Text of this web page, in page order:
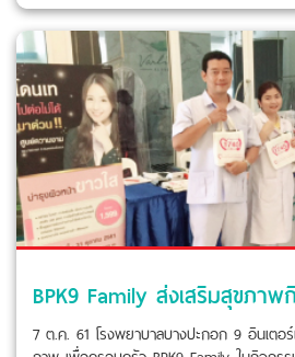
7 ต.ค. 61 โรงพยาบาลบางปะกอก 9 อินเตอ